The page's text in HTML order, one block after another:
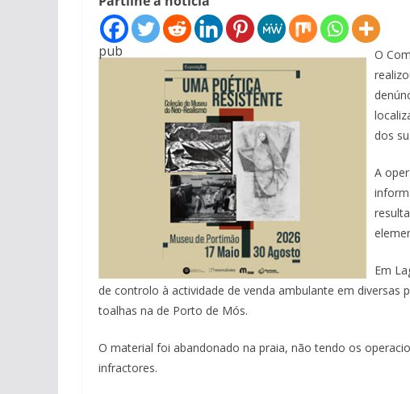
pub
O
dos
​A
Em
de controlo à actividade de venda ambulante em diversas
toalhas na de Porto de Mós.
O material foi abandonado na praia, não tendo os
infractores.